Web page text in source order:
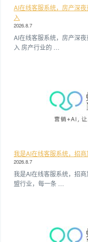
AI在线客服系统，房产深
入
2026.8.7
AI在线客服系统，房产深
入 房产行业的 …
我是AI在线客服系统，招
2026.8.7
我是AI在线客服系统，招
盟行业，每一条 …